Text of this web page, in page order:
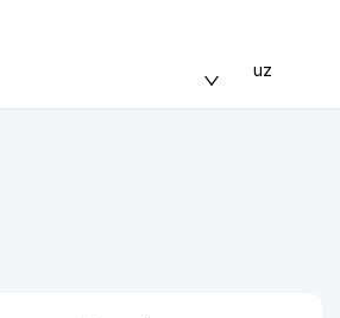
uz